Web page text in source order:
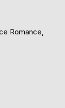
Romance,